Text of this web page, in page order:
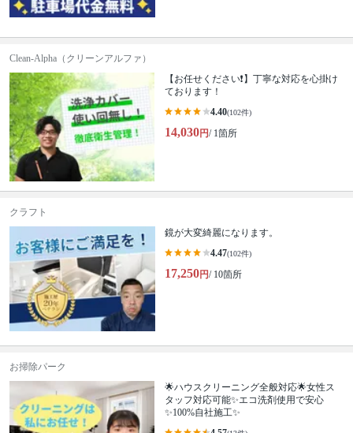
Clean-Alpha（クリーンアルファ）
【お任せください❗️】丁寧な対応を心掛け
ております！
4.40(102件)
14,030円/ 1箇所
クラフト
鏡が大変綺麗になります。
4.47(102件)
17,250円/ 10箇所
お掃除パーク
🌟ハウスクリーニング全般対応🌟女性ス
タッフ対応可能✨エコ洗剤使用で安心
✨100%自社施工✨